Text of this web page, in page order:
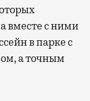
вместе с ними
в парке с
а точным